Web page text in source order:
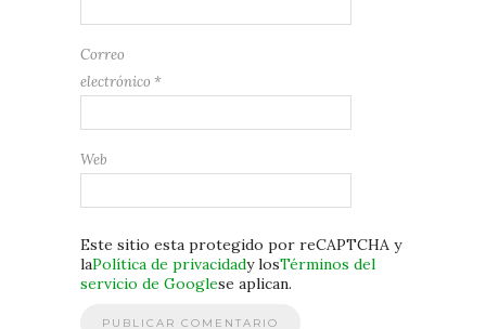
Correo
electrónico *
Web
Este sitio esta protegido por reCAPTCHA y
laPolítica de privacidady losTérminos del
servicio de Googlese aplican.